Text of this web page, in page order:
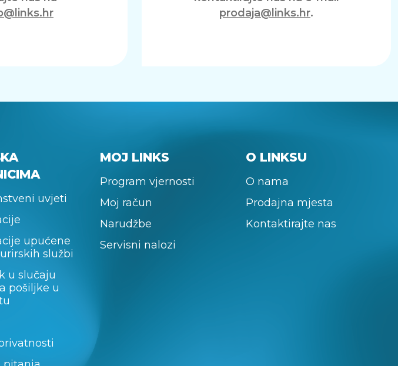
prodaja@links.hr.
uvjeti
upućene
službi
u slučaju
pošiljke u
MOJ LINKS
Program vjernosti
Moj račun
Narudžbe
Servisni nalozi
O LINKSU
O nama
Prodajna mjesta
Kontaktirajte nas